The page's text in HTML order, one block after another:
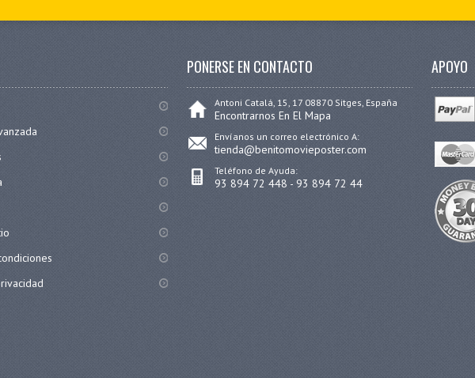
PONERSE EN CONTACTO
Antoni Catalá, 15, 17 08870 Sitges, España
Encontrarnos En El Mapa
Envíanos un correo electrónico A:
tienda@benitomovieposter.com
Teléfono de Ayuda:
93 894 72 448 - 93 894 72 44
APOYO